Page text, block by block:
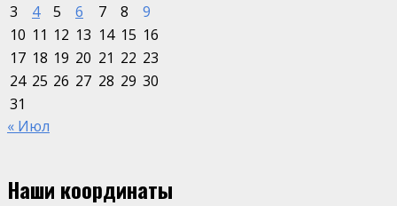
3
4 5 6 7 8
9
10 11 12 13 14 15 16
17 18 19 20 21 22 23
24 25 26 27 28 29 30
31
« Июл
Наши координаты